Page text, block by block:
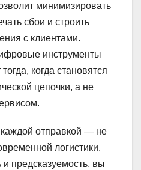
минимизировать
сбои и строить
с клиентами.
инструменты
когда становятся
цепочки, а не
отправкой — не
логистики.
предсказуемость, вы